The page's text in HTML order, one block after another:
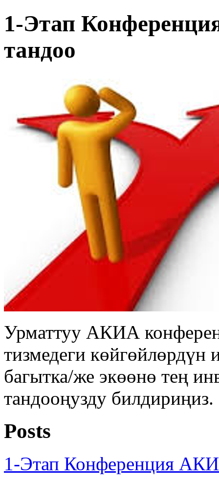
1-Этап
тандоо
Урматтуу АКИА
тизмедеги
багытка/же экөөнө тең
тандооңузду билдириңиз.
Posts
1-Этап Конференция